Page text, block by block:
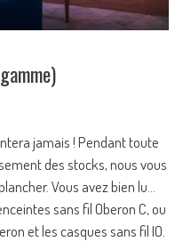
jamais ! Pendant toute
des stocks, nous vous
Vous avez bien lu…
sans fil Oberon C, ou
et les casques sans fil IO.